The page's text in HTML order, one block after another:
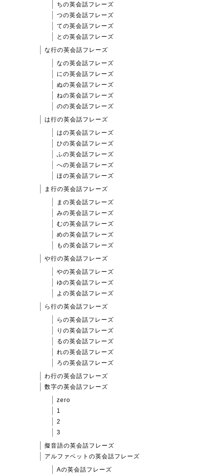
ちの英会話フレーズ
つの英会話フレーズ
ての英会話フレーズ
との英会話フレーズ
な行の英会話フレーズ
なの英会話フレーズ
にの英会話フレーズ
ぬの英会話フレーズ
ねの英会話フレーズ
のの英会話フレーズ
は行の英会話フレーズ
はの英会話フレーズ
ひの英会話フレーズ
ふの英会話フレーズ
への英会話フレーズ
ほの英会話フレーズ
ま行の英会話フレーズ
まの英会話フレーズ
みの英会話フレーズ
むの英会話フレーズ
めの英会話フレーズ
もの英会話フレーズ
や行の英会話フレーズ
やの英会話フレーズ
ゆの英会話フレーズ
よの英会話フレーズ
ら行の英会話フレーズ
らの英会話フレーズ
りの英会話フレーズ
るの英会話フレーズ
れの英会話フレーズ
ろの英会話フレーズ
わ行の英会話フレーズ
数字の英会話フレーズ
zero
1
2
3
擬音語の英会話フレーズ
アルファベットの英会話フレーズ
Aの英会話フレーズ